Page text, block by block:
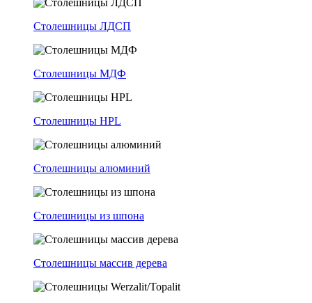
Столешницы ЛДСП
Столешницы МДФ
Столешницы HPL
Столешницы алюминий
Столешницы из шпона
Столешницы массив дерева